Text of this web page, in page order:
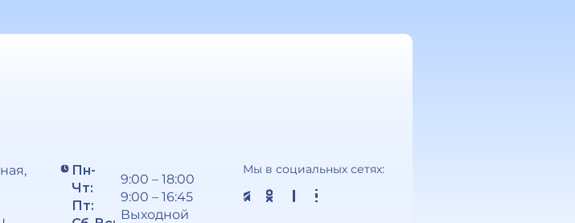
Пн-
Чт:
Пт:
9:00 – 18:00
9:00 – 16:45
Выходной
Мы в социальных сетях: